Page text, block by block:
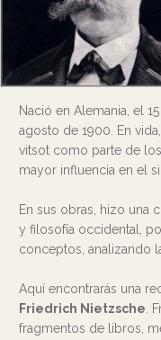
Nació en Alemania, el
agosto de 1900. En
vitsot como parte de
mayor influencia en el
En sus obras, hizo una
y filosofía occidental,
conceptos, analizando
Aquí encontrarás una
Friedrich Nietzsche .
fragmentos de libros,